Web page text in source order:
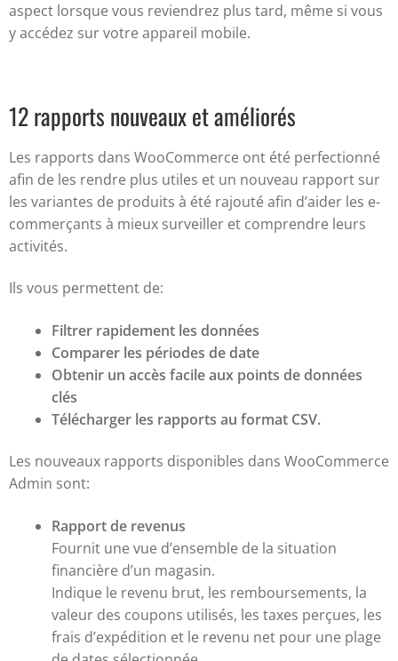
aspect lorsque vous reviendrez plus tard, même si vous
y accédez sur votre appareil mobile.
12 rapports nouveaux et améliorés
Les rapports dans WooCommerce ont été perfectionné
afin de les rendre plus utiles et un nouveau rapport sur
les variantes de produits à été rajouté afin d’aider les e-
commerçants à mieux surveiller et comprendre leurs
activités.
Ils vous permettent de:
Filtrer rapidement les données
Comparer les périodes de date
Obtenir un accès facile aux points de données
clés
Télécharger les rapports au format CSV.
Les nouveaux rapports disponibles dans WooCommerce
Admin sont:
Rapport de revenus
Fournit une vue d’ensemble de la situation
financière d’un magasin.
Indique le revenu brut, les remboursements, la
valeur des coupons utilisés, les taxes perçues, les
frais d’expédition et le revenu net pour une plage